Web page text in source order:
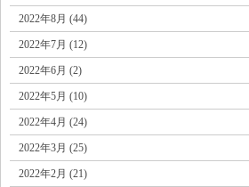
2022年8月 (44)
2022年7月 (12)
2022年6月 (2)
2022年5月 (10)
2022年4月 (24)
2022年3月 (25)
2022年2月 (21)